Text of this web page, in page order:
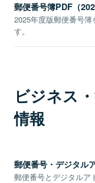
郵便番号簿PDF（
2025年度版郵便番号
す。
ビジネス
情報
郵便番号・デジタル
郵便番号とデジタルア